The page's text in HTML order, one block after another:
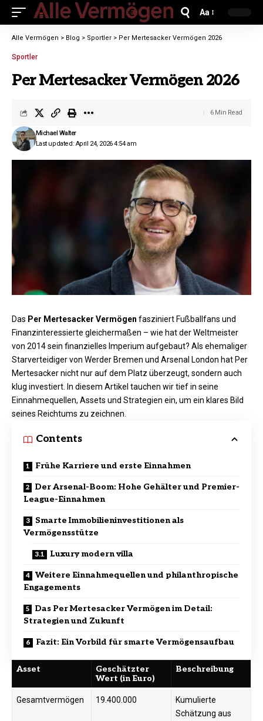
Aa
Alle Vermögen > Blog > Sportler > Per Mertesacker Vermögen 2026
Sportler
Per Mertesacker Vermögen 2026
Last updated: April 24, 2026 4:54 am
Michael Walter
6 Min Read
Das Per Mertesacker Vermögen fasziniert Fußballfans und
Finanzinteressierte gleichermaßen – wie hat der Weltmeister
von 2014 sein finanzielles Imperium aufgebaut? Als ehemaliger
Starverteidiger von Werder Bremen und Arsenal London hat Per
Mertesacker nicht nur auf dem Platz überzeugt, sondern auch
klug investiert. In diesem Artikel tauchen wir tief in seine
Einnahmequellen, Assets und Strategien ein, um ein klares Bild
seines Reichtums zu zeichnen.
Contents
Frühe Karriere und erste Einnahmen
Der Arsenal-Boom: Hohe Gehälter und Premier-
League-Einnahmen
Smarte Immobilieninvestitionen als
Vermögensstütze
Luxury modern villa
Weitere Einnahmequellen und philanthropische
Engagements
Das Per Mertesacker Vermögen im Detail:
Strategien und Zukunft
Fazit: Ein Vorbild für smarte Vermögensaufbau
Asset
Geschätzter
Wert (in Euro)
Beschreibung
Gesamtvermögen 19.400.000
Kumulierte
Schätzung aus